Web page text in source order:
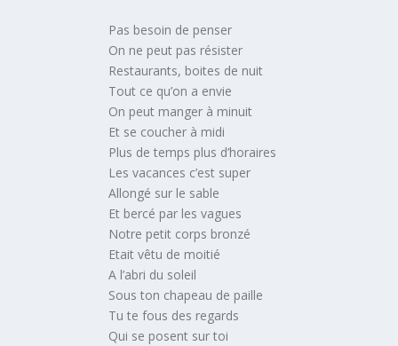
Pas besoin de penser
On ne peut pas résister
Restaurants, boites de nuit
Tout ce qu’on a envie
On peut manger à minuit
Et se coucher à midi
Plus de temps plus d’horaires
Les vacances c’est super
Allongé sur le sable
Et bercé par les vagues
Notre petit corps bronzé
Etait vêtu de moitié
A l’abri du soleil
Sous ton chapeau de paille
Tu te fous des regards
Qui se posent sur toi